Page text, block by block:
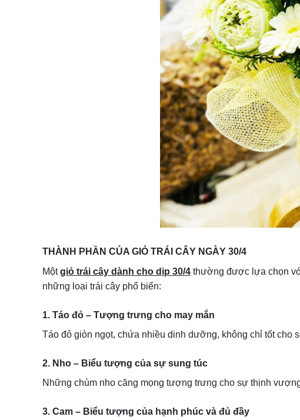
THÀNH PHẦN CỦA GIỎ TRÁI CÂY NGÀY 30/4
Mộtgiỏ trái cây dành cho dịp 30/4 thường được lựa chọn
những loại trái cây phổ biến:
1. Táo đỏ – Tượng trưng cho may mắn
Táo đỏ giòn ngọt, chứa nhiều dinh dưỡng, không chỉ tốt cho
2. Nho – Biểu tượng của sự sung túc
Những chùm nho căng mọng tượng trưng cho sự thịnh
3. Cam – Biểu tượng của hạnh phúc và đủ đầy